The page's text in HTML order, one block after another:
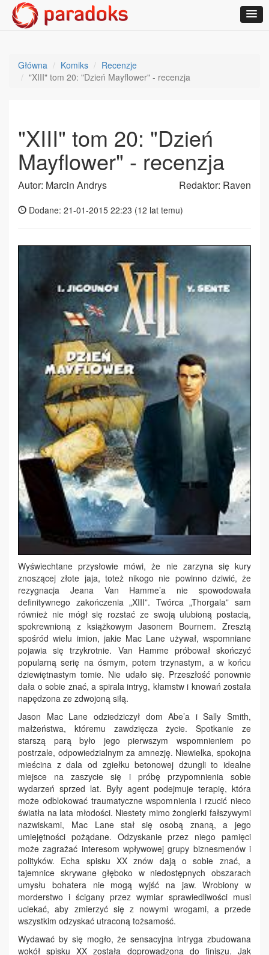
Główna Komiks
Recenzje
"XIII" tom 20: "Dzień Mayflower" - recenzja
"XIII" tom 20: "Dzień
Mayflower" - recenzja
Autor: Marcin Andrys Redaktor: Raven
Dodane: 21-01-2015 22:23 (12 lat temu)
Wyświechtane przysłowie mówi, że nie zarzyna się kury
znoszącej złote jaja, toteż nikogo nie powinno dziwić, że
rezygnacja Jeana Van Hamme’a nie spowodowała
definitywnego zakończenia „XIII”. Twórca „Thorgala” sam
również nie mógł się rozstać ze swoją ulubioną postacią,
spokrewnioną z książkowym Jasonem Bournem. Zresztą
spośród wielu imion, jakie Mac Lane używał, wspomniane
pojawia się trzykrotnie. Van Hamme próbował skończyć
popularną serię na ósmym, potem trzynastym, a w końcu
dziewiętnastym tomie. Nie udało się. Przeszłość ponownie
dała o sobie znać, a spirala intryg, kłamstw i knowań została
napędzona ze zdwojoną siłą.
Jason Mac Lane odziedziczył dom Abe’a i Sally Smith,
małżeństwa, któremu zawdzięcza życie. Spotkanie ze
starszą parą było jego pierwszym wspomnieniem po
postrzale, odpowiedzialnym za amnezję. Niewielka, spokojna
mieścina z dala od zgiełku betonowej dżungli to idealne
miejsce na zaszycie się i próbę przypomnienia sobie
wydarzeń sprzed lat. Były agent podejmuje terapię, która
może odblokować traumatyczne wspomnienia i rzucić nieco
światła na lata młodości. Niestety mimo żonglerki fałszywymi
nazwiskami, Mac Lane stał się osobą znaną, a jego
umiejętności pożądane. Odzyskanie przez niego pamięci
może zagrażać interesom wpływowej grupy biznesmenów i
polityków. Echa spisku XX znów dają o sobie znać, a
tajemnice skrywane głęboko w niedostępnych obszarach
umysłu bohatera nie mogą wyjść na jaw. Wrobiony w
morderstwo i ścigany przez wymiar sprawiedliwości musi
uciekać, aby zmierzyć się z nowymi wrogami, a przede
wszystkim odzyskać utraconą tożsamość.
Wydawać by się mogło, że sensacyjna intryga zbudowana
wokół spisku XX została doprowadzona do finiszu. Jak